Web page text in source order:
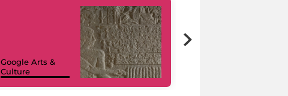
Google Arts &
Culture